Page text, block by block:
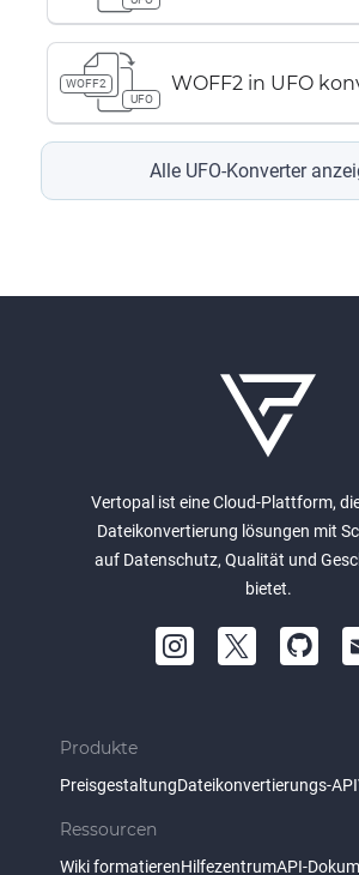
WOFF2
UFO
WOFF2 in UFO
Alle UFO-Konverter
Vertopal ist eine Cloud-Plattform,
Dateikonvertierung lösungen mit
auf Datenschutz, Qualität und
bietet.
Produkte
PreisgestaltungDateikonvertierungs-API
Ressourcen
Wiki formatierenHilfezentrumAPI-